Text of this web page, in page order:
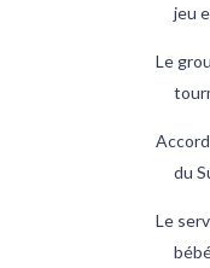
jeu
Le
du
Le